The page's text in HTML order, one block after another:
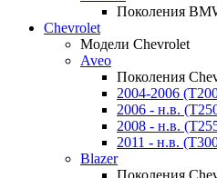
Поколения
Chevrolet
Модели Chevrolet
Aveo
Поколения
2004-2006
2006 - н.в.
2008 - н.в.
2011 - н.в.
Blazer
Поколения